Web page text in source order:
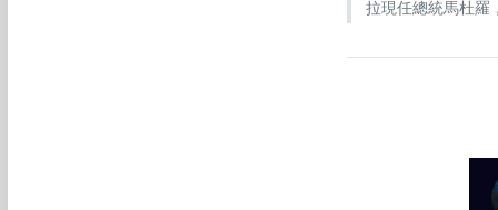
拉現任總統馬杜羅